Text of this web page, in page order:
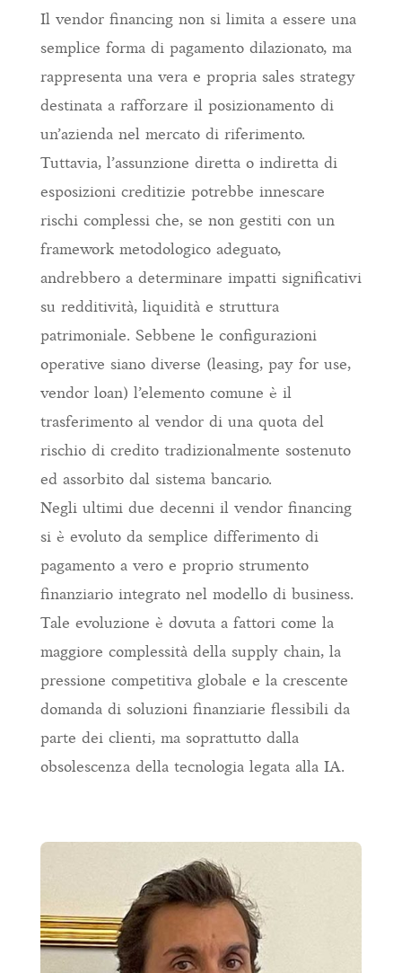
Il vendor financing non si limita a essere una
semplice forma di pagamento dilazionato, ma
rappresenta una vera e propria sales strategy
destinata a rafforzare il posizionamento di
un’azienda nel mercato di riferimento.
Tuttavia, l’assunzione diretta o indiretta di
esposizioni creditizie potrebbe innescare
rischi complessi che, se non gestiti con un
framework metodologico adeguato,
andrebbero a determinare impatti significativi
su redditività, liquidità e struttura
patrimoniale. Sebbene le configurazioni
operative siano diverse (leasing, pay for use,
vendor loan) l’elemento comune è il
trasferimento al vendor di una quota del
rischio di credito tradizionalmente sostenuto
ed assorbito dal sistema bancario.
Negli ultimi due decenni il vendor financing
si è evoluto da semplice differimento di
pagamento a vero e proprio strumento
finanziario integrato nel modello di business.
Tale evoluzione è dovuta a fattori come la
maggiore complessità della supply chain, la
pressione competitiva globale e la crescente
domanda di soluzioni finanziarie flessibili da
parte dei clienti, ma soprattutto dalla
obsolescenza della tecnologia legata alla IA.